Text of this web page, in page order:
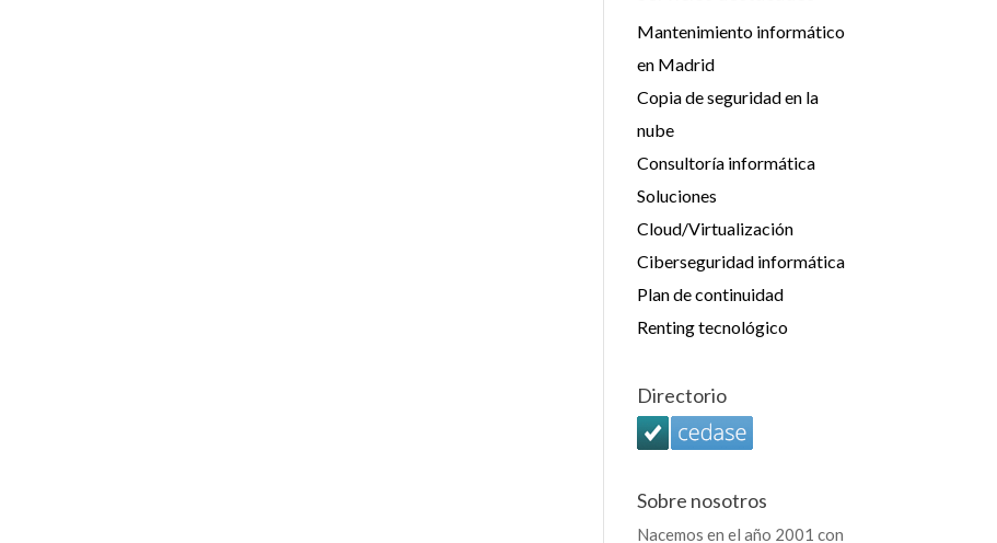
Mantenimiento informático
en Madrid
Copia de seguridad en la
nube
Consultoría informática
Soluciones
Cloud/Virtualización
Ciberseguridad informática
Plan de continuidad
Renting tecnológico
Directorio
Sobre nosotros
Nacemos en el año 2001 con